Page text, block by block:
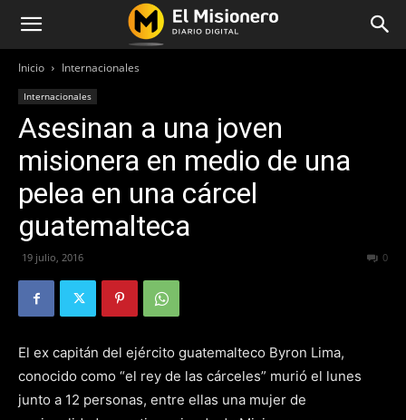
Inicio Internacionales
Internacionales
Asesinan a una joven
misionera en medio de una
pelea en una cárcel
guatemalteca
19 julio, 2016 0
El ex capitán del ejército guatemalteco Byron Lima,
conocido como “el rey de las cárceles” murió el lunes
junto a 12 personas, entre ellas una mujer de